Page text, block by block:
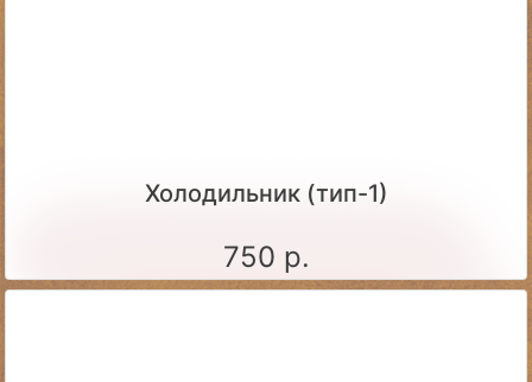
Холодильник (тип-1)
750 р.